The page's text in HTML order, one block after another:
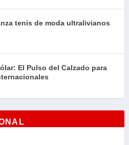
tenis de moda ultralivianos
El Pulso del Calzado para